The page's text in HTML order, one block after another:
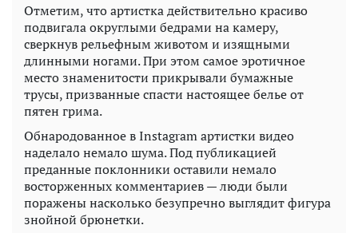
Отметим, что артистка действительно красиво
подвигала округлыми бедрами на камеру,
сверкнув рельефным животом и изящными
длинными ногами. При этом самое эротичное
место знаменитости прикрывали бумажные
трусы, призванные спасти настоящее белье от
пятен грима.
Обнародованное в Instagram артистки видео
наделало немало шума. Под публикацией
преданные поклонники оставили немало
восторженных комментариев — люди были
поражены насколько безупречно выглядит фигура
знойной брюнетки.